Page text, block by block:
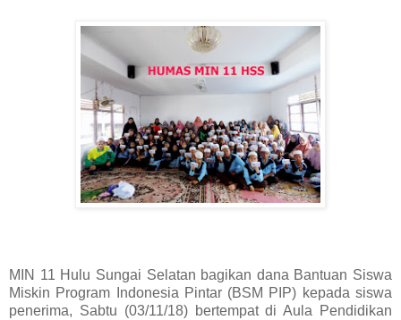
MIN 11 Hulu Sungai Selatan bagikan dana Bantuan Siswa
Miskin Program Indonesia Pintar (BSM PIP) kepada siswa
penerima, Sabtu (03/11/18) bertempat di Aula Pendidikan